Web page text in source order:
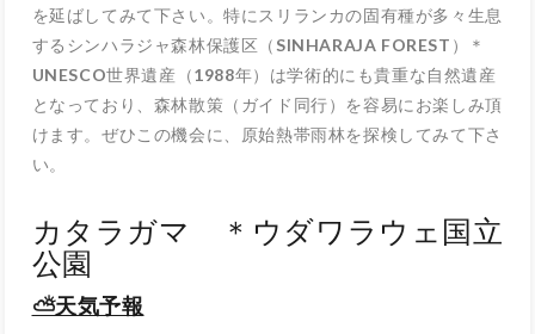
を延ばしてみて下さい。特にスリランカの固有種が多々生息
するシンハラジャ森林保護区（ SINHARAJA FOREST ）＊
UNESCO世界遺産（1988年）は学術的にも貴重な自然遺産
となっており、森林散策（ガイド同行）を容易にお楽しみ頂
けます。ぜひこの機会に、原始熱帯雨林を探検してみて下さ
い。
カタラガマ ＊ウダワラウェ国立
公園
⛅天気予報